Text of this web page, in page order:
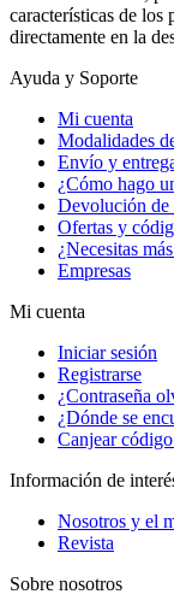
características de los
directamente en la
Ayuda y Soporte
Mi cuenta
Modalidades
Envío y
¿Cómo hago
Devolución de
Ofertas y
¿Necesitas
Empresas
Mi cuenta
Iniciar sesión
Registrarse
¿Contraseña
¿Dónde se
Canjear
Información de
Nosotros y el
Revista
Sobre nosotros